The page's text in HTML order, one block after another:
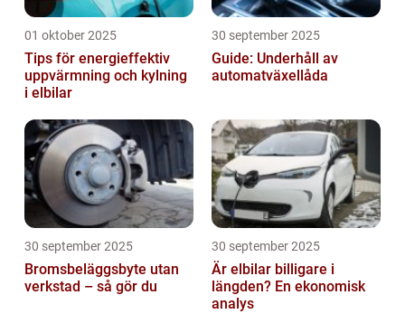
01 oktober 2025
Tips för energieffektiv
uppvärmning och kylning
i elbilar
30 september 2025
Guide: Underhåll av
automatväxellåda
30 september 2025
Bromsbeläggsbyte utan
verkstad – så gör du
30 september 2025
Är elbilar billigare i
längden? En ekonomisk
analys